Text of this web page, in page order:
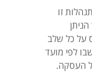
זו
על כל שלב
לפי מועד
העסקה.